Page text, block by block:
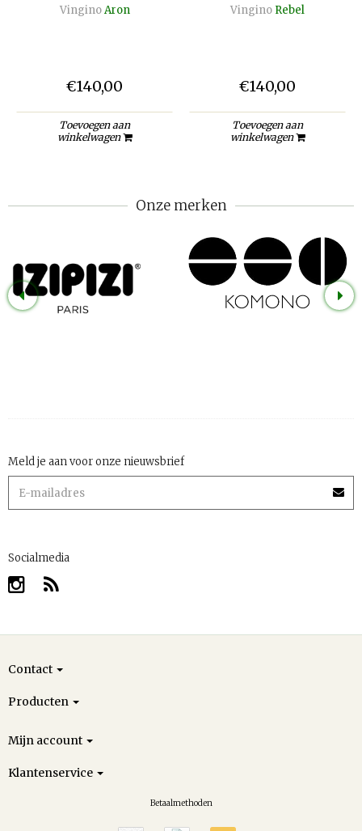
Vingino Aron
€140,00
Toevoegen aan
winkelwagen
Vingino Rebel
€140,00
Toevoegen aan
winkelwagen
Onze merken
Meld je aan voor onze nieuwsbrief
Socialmedia
Contact
Producten
Mijn account
Klantenservice
Betaalmethoden